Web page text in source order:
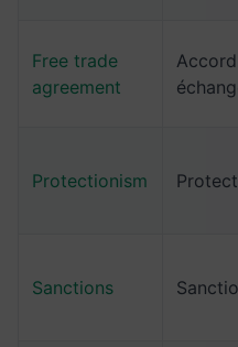
Free trade
agreement
Protectionism
Sanctions